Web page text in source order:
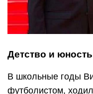
Детство и юность
В школьные годы
футболистом,